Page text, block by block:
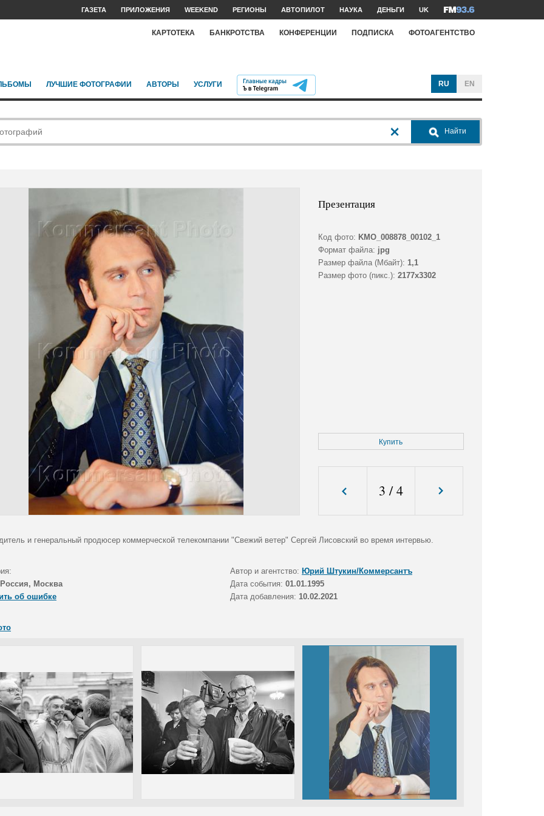
ГАЗЕТА ПРИЛОЖЕНИЯ WEEKEND РЕГИОНЫ АВТОПИЛОТ НАУКА ДЕНЬГИ UK
КАРТОТЕКА БАНКРОТСТВА КОНФЕРЕНЦИИ ПОДПИСКА ФОТОАГЕНТСТВО
ЛУЧШИЕ ФОТОГРАФИИ АВТОРЫ УСЛУГИ RU EN
Найти
Презентация
Код фото: KMO_008878_00102_1
Формат файла: jpg
Размер файла (Мбайт): 1,1
Размер фото (пикс.): 2177x3302
Купить
3 /4
и генеральный продюсер коммерческой телекомпании "Свежий ветер" Сергей Лисовский во время интервью.
Автор и агентство: Юрий Штукин/Коммерсантъ
Россия, Москва Дата события: 01.01.1995
об ошибке
Дата добавления: 10.02.2021